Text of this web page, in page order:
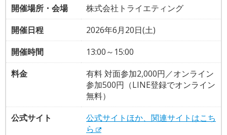
開催場所・会場
株式会社トライエティング
開催日程
2026年6月20日(土)
開催時間
13:00～15:00
料金
有料 対面参加2,000円／オンライン
参加500円（LINE登録でオンライン
無料）
公式サイト
公式サイトほか、関連サイトはこち
ら